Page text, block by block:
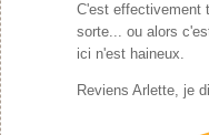
C'est effectivement
sorte... ou alors
ici n'est haineux.
Reviens Arlette, je